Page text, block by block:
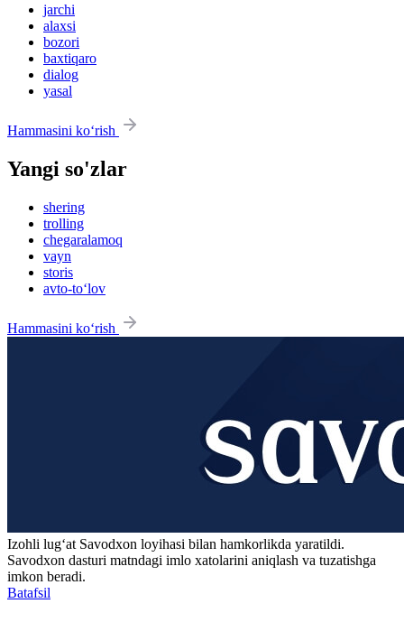
jarchi
alaxsi
bozori
baxtiqaro
dialog
yasal
Hammasini ko‘rish
Yangi so'zlar
shering
trolling
chegaralamoq
vayn
storis
avto-to‘lov
Hammasini ko‘rish
Izohli lugʻat Savodxon loyihasi bilan hamkorlikda yaratildi.
Savodxon dasturi matndagi imlo xatolarini aniqlash va tuzatishga
imkon beradi.
Batafsil